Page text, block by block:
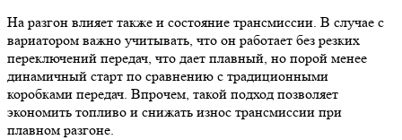
На разгон влияет также и состояние трансмиссии. В случае с
вариатором важно учитывать, что он работает без резких
переключений передач, что дает плавный, но порой менее
динамичный старт по сравнению с традиционными
коробками передач. Впрочем, такой подход позволяет
экономить топливо и снижать износ трансмиссии при
плавном разгоне.